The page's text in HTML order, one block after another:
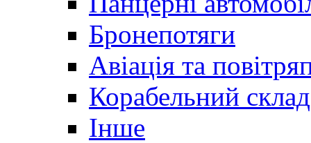
Бронепотяги
Авіація та
Корабельний склад
Інше